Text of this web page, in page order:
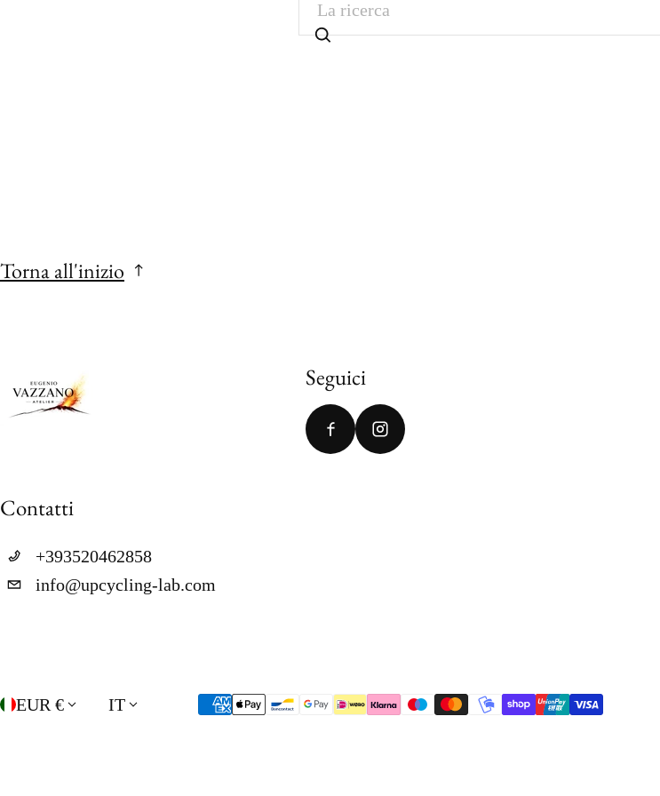
La ricerca
Torna all'inizio
Contatti
+393520462858
info@upcycling-lab.com
Seguici
Paese/regione
EUR € Lingua
IT Metodi di pagamento